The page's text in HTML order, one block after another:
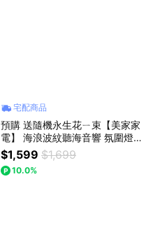
宅配商品
預購 送隨機永生花ㄧ束【美家家
電】 海浪波紋聽海音響 氛圍燈
水波紋睡眠夜燈 白噪音助眠音響
喇叭
$1,599 $1,699
10.0%